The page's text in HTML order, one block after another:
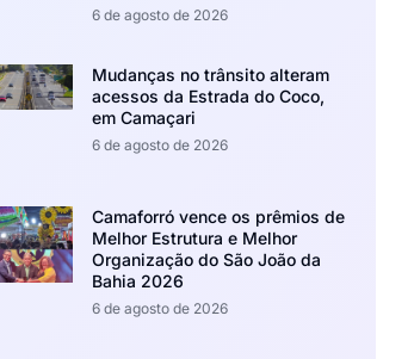
6 de agosto de 2026
Mudanças no trânsito alteram
acessos da Estrada do Coco,
em Camaçari
6 de agosto de 2026
Camaforró vence os prêmios de
Melhor Estrutura e Melhor
Organização do São João da
Bahia 2026
6 de agosto de 2026